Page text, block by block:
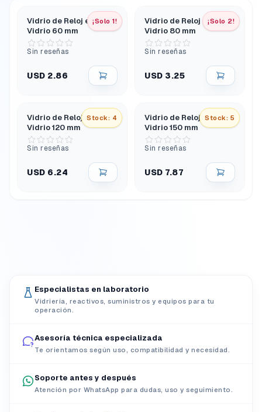
¡Solo 1!
Vidrio de Reloj en
Vidrio 60 mm
Sin reseñas
USD 2.86
¡Solo 2!
Vidrio de Reloj en
Vidrio 80 mm
Sin reseñas
USD 3.25
Stock: 4
Vidrio de Reloj en
Vidrio 120 mm
Sin reseñas
USD 6.24
Stock: 5
Vidrio de Reloj en
Vidrio 150 mm
Sin reseñas
USD 7.87
Especialistas en laboratorio
Vidriería, reactivos, suministros y equipos para tu
operación.
Asesoría técnica especializada
Te orientamos según uso, compatibilidad y necesidad.
Soporte antes y después
Atención por WhatsApp para dudas, uso y seguimiento.